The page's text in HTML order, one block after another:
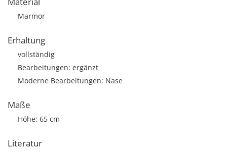
Marmor
Erhaltung
vollständig
Bearbeitungen: ergänzt
Moderne Bearbeitungen: Nase
Maße
Höhe: 65 cm
Literatur